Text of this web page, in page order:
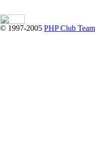
© 1997-2005 PHP Club Team